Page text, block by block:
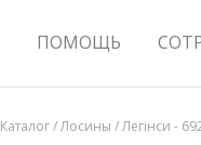
ПОМОЩЬ
Каталог/Лосины /Легінси -